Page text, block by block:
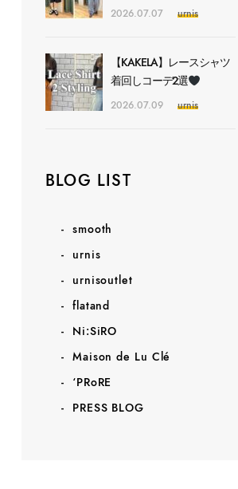
2026.07.07 urnis
【KAKELA】レースシャツ
着回しコーデ2選
2026.07.09 urnis
BLOG LIST
smooth
urnis
urnisoutlet
flatand
Ni:SiRO
Maison de Lu Clé
‘PRoRE
PRESS BLOG